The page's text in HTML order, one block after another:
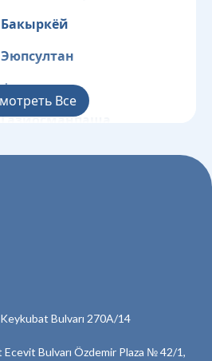
Все
Bulvarı 270A/14
Bulvarı Özdemir Plaza № 42/1,